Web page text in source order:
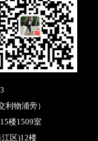
物浦旁）
楼1509室
区)12楼